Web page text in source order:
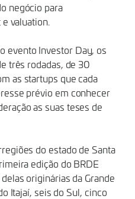
negócio para
valuation.
evento Investor Day, os
três rodadas, de 30
as startups que cada
prévio em conhecer
as suas teses de
do estado de Santa
edição do BRDE
originárias da Grande
Itajaí, seis do Sul, cinco